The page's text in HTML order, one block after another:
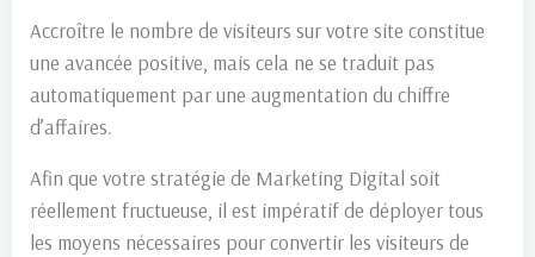
Accroître le nombre de visiteurs sur votre site constitue
une avancée positive, mais cela ne se traduit pas
automatiquement par une augmentation du chiffre
d’affaires.
Afin que votre stratégie de Marketing Digital soit
réellement fructueuse, il est impératif de déployer tous
les moyens nécessaires pour convertir les visiteurs de